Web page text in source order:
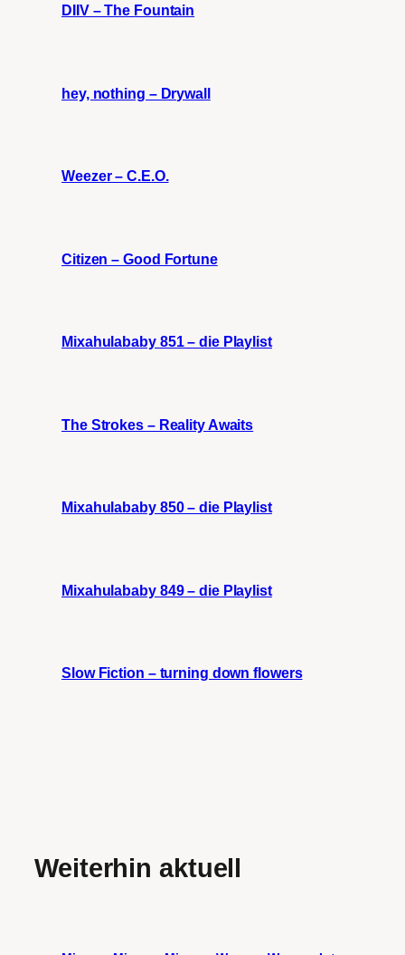
DIIV – The Fountain
hey, nothing – Drywall
Weezer – C.E.O.
Citizen – Good Fortune
Mixahulababy 851 – die Playlist
The Strokes – Reality Awaits
Mixahulababy 850 – die Playlist
Mixahulababy 849 – die Playlist
Slow Fiction – turning down flowers
Weiterhin aktuell